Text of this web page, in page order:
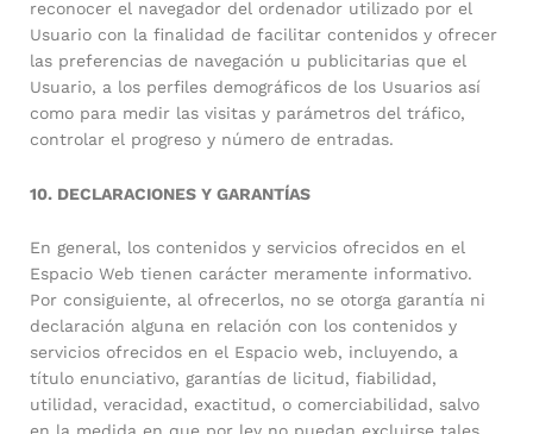
reconocer el navegador del ordenador utilizado por el
Usuario con la finalidad de facilitar contenidos y ofrecer
las preferencias de navegación u publicitarias que el
Usuario, a los perfiles demográficos de los Usuarios así
como para medir las visitas y parámetros del tráfico,
controlar el progreso y número de entradas.
10. DECLARACIONES Y GARANTÍAS
En general, los contenidos y servicios ofrecidos en el
Espacio Web tienen carácter meramente informativo.
Por consiguiente, al ofrecerlos, no se otorga garantía ni
declaración alguna en relación con los contenidos y
servicios ofrecidos en el Espacio web, incluyendo, a
título enunciativo, garantías de licitud, fiabilidad,
utilidad, veracidad, exactitud, o comerciabilidad, salvo